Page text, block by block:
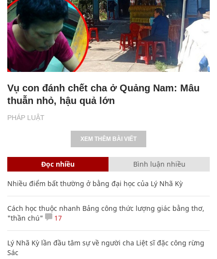
PHÁP LUẬT
Vụ con đánh chết cha ở Quảng Nam: Mâu
thuẫn nhỏ, hậu quả lớn
XEM THÊM BÀI VIẾT
Đọc nhiều Bình luận nhiều
Nhiều điểm bất thường ở bằng đại học của Lý Nhã Kỳ
Cách học thuộc nhanh Bảng công thức lượng giác bằng thơ,
"thần chú"
17
Lý Nhã Kỳ lần đầu tâm sự về người cha Liệt sĩ đặc công rừng
Sác